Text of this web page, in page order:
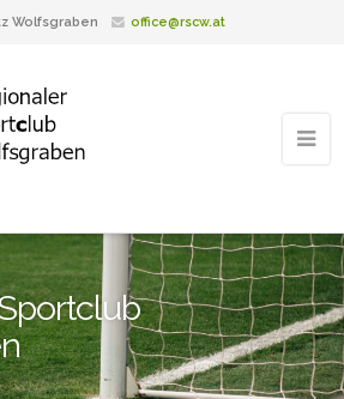
Wolfsgraben office@rscw.at